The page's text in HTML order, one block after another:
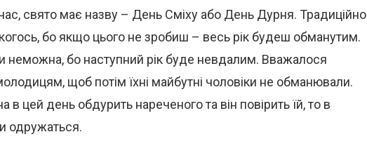
свято має назву – День Сміху або День Дурня. Традиційно
бо якщо цього не зробиш – весь рік будеш обманутим.
неможна, бо наступний рік буде невдалим. Вважалося
щоб потім їхні майбутні чоловіки не обманювали.
в цей день обдурить нареченого та він повірить їй, то в
одружаться.